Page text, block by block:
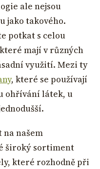
ale nejsou
jako takového.
potkat s celou
mají v různých
využití. Mezi ty
, které se používají
ohřívání látek, u
našem
široký sortiment
které rozhodně při